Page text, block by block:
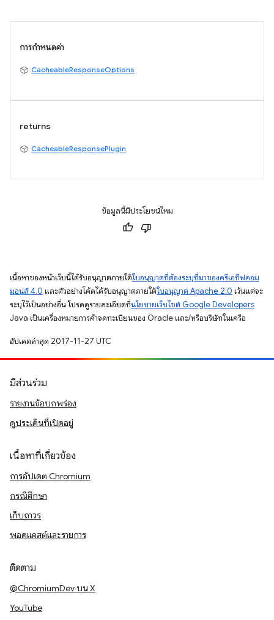
การกำหนดค่า
CacheableResponseOptions
returns
CacheableResponsePlugin
ข้อมูลนี้มีประโยชน์ไหม
เนื้อหาของหน้าเว็บนี้ได้รับอนุญาตภายใต้ใบอนุญาตที่ต้องระบุที่มาของครีเอทีฟคอม
มอนส์ 4.0 และตัวอย่างโค้ดได้รับอนุญาตภายใต้ใบอนุญาต Apache 2.0 เว้นแต่จะ
ระบุไว้เป็นอย่างอื่น โปรดดูรายละเอียดที่นโยบายเว็บไซต์ Google Developers
Java เป็นเครื่องหมายการค้าจดทะเบียนของ Oracle และ/หรือบริษัทในเครือ
อัปเดตล่าสุด 2017-11-27 UTC
มีส่วนร่วม
รายงานข้อบกพร่อง
ดูประเด็นที่เปิดอยู่
เนื้อหาที่เกี่ยวข้อง
การอัปเดต Chromium
กรณีศึกษา
เก็บถาวร
พอดแคสต์และรายการ
ติดตาม
@ChromiumDev บน X
YouTube